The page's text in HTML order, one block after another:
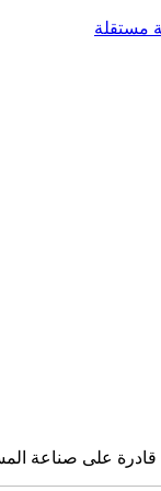
على صناعة